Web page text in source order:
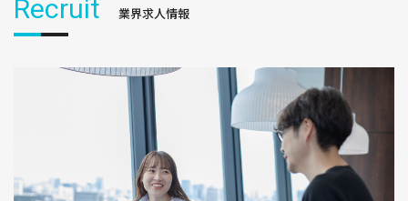
Recruit 業界求人情報